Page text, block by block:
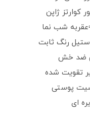
کوارتز ژاپن
شب نما
رنگ ثابت
ضد خش
تقویت شده
پوستی
ای